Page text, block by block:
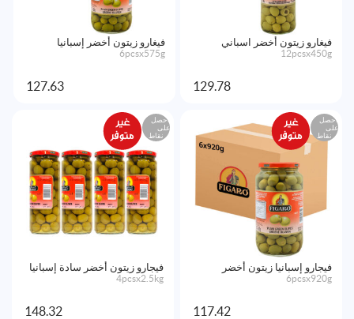
فيغارو زيتون أخضر اسباني
12pcsx450g
129.78
فيغارو زيتون أخضر إسبانيا
6pcsx575g
127.63
احصل
على
نقاط
فيجارو إسبانيا زيتون أخضر
6pcsx920g
117.42
احصل
على
نقاط
فيجارو زيتون أخضر سادة إسبانيا
4pcsx2.5kg
148.32